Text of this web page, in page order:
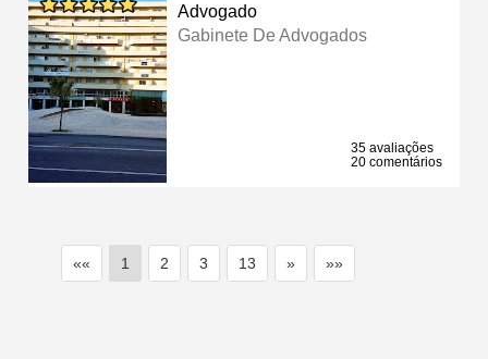
Advogado
Gabinete De Advogados
35 avaliações
20 comentários
«« 1 2 3 13 » »»